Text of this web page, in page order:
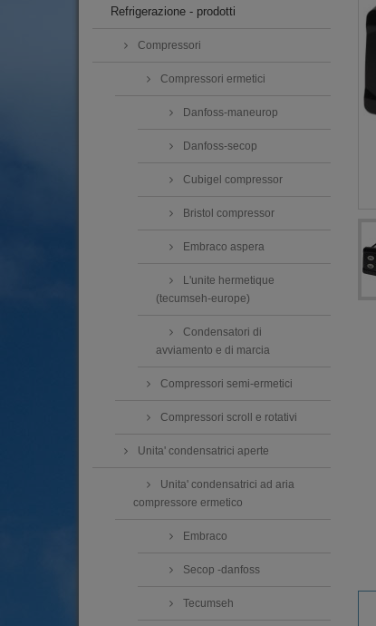
Refrigerazione - prodotti
Compressori
Compressori ermetici
Danfoss-maneurop
Danfoss-secop
Cubigel compressor
Bristol compressor
Embraco aspera
L'unite hermetique
(tecumseh-europe)
Condensatori di
avviamento e di marcia
Compressori semi-ermetici
Compressori scroll e rotativi
Unita' condensatrici aperte
Unita' condensatrici ad aria
compressore ermetico
Embraco
Secop -danfoss
Tecumseh